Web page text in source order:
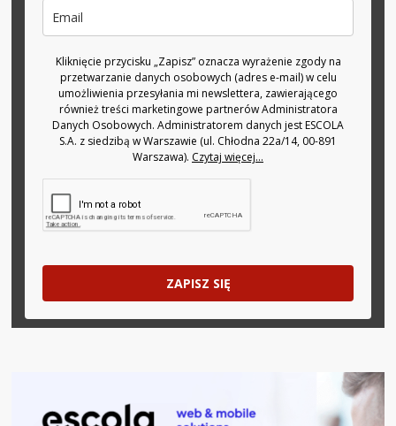
Kliknięcie przycisku „Zapisz” oznacza wyrażenie zgody na
przetwarzanie danych osobowych (adres e-mail) w celu
umożliwienia przesyłania mi newslettera, zawierającego
również treści marketingowe partnerów Administratora
Danych Osobowych. Administratorem danych jest ESCOLA
S.A. z siedzibą w Warszawie (ul. Chłodna 22a/14, 00-891
Warszawa). Czytaj więcej...
ZAPISZ SIĘ